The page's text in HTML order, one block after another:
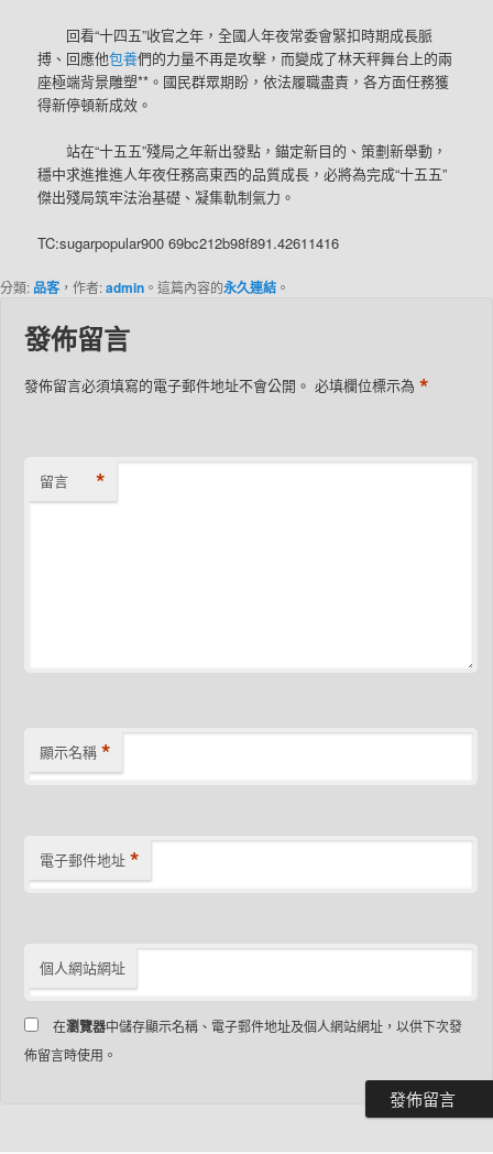
回看“十四五”收官之年，全國人年夜常委會緊扣時期成長脈
搏、回應他包養們的力量不再是攻擊，而變成了林天秤舞台上的兩
座極端背景雕塑**。國民群眾期盼，依法履職盡責，各方面任務獲
得新停頓新成效。
站在“十五五”殘局之年新出發點，錨定新目的、策劃新舉動，
穩中求進推進人年夜任務高東西的品質成長，必將為完成“十五五”
傑出殘局筑牢法治基礎、凝集軌制氣力。
TC:sugarpopular900 69bc212b98f891.42611416
分類: 品客 ，作者:admin 。這篇內容的永久連結 。
發佈留言
發佈留言必須填寫的電子郵件地址不會公開。 必填欄位標示為*
留言 *
顯示名稱 *
電子郵件地址 *
個人網站網址
在瀏覽器中儲存顯示名稱、電子郵件地址及個人網站網址，以供下次發
佈留言時使用。